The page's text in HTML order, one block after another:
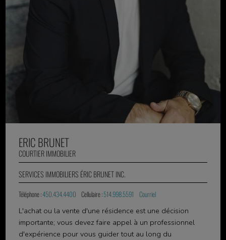
ERIC BRUNET
COURTIER IMMOBILIER
SERVICES IMMOBILIERS ÉRIC BRUNET INC.
Téléphone :450.434.4400 Cellulaire :514.998.5591 Courriel
L'achat ou la vente d'une résidence est une décision
importante; vous devez faire appel à un professionnel
d'expérience pour vous guider tout au long du